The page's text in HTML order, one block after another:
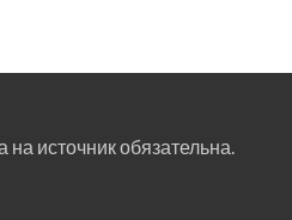
источник обязательна.